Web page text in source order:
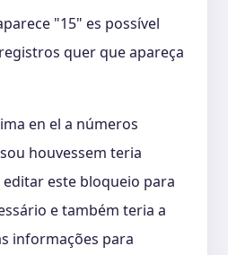
"15" es possível
quer que apareça
en el a números
houvessem teria
este bloqueio para
e também teria a
informações para